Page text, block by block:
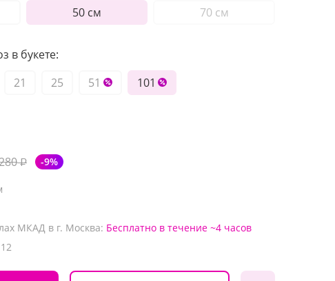
50 см 70 см
в букете:
21 25 51 101
₽ -9%
МКАД в г. Москва: Бесплатно в течение ~4 часов
12